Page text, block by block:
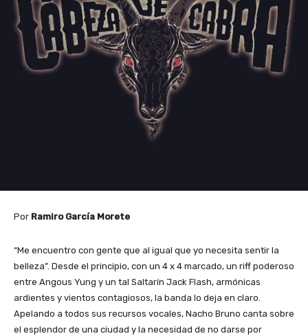
Por Ramiro García Morete
“Me encuentro con gente que al igual que yo necesita sentir la
belleza”. Desde el principio, con un 4 x 4 marcado, un riff poderoso
entre Angous Yung y un tal Saltarín Jack Flash, armónicas
ardientes y vientos contagiosos, la banda lo deja en claro.
Apelando a todos sus recursos vocales, Nacho Bruno canta sobre
el esplendor de una ciudad y la necesidad de no darse por